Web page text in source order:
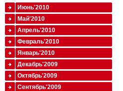
Июнь'2010
Май'2010
Апрель'2010
Февраль'2010
Январь'2010
Декабрь'2009
Октябрь'2009
Сентябрь'2009